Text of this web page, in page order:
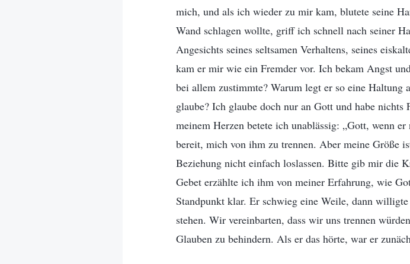
mich, und als ich wieder zu mir kam, blutete seine
Wand schlagen wollte, griff ich schnell nach seiner
Angesichts seines seltsamen Verhaltens, seines
kam er mir wie ein Fremder vor. Ich bekam Angst
bei allem zustimmte? Warum legt er so eine Haltung
glaube? Ich glaube doch nur an Gott und habe nichts
meinem Herzen betete ich unablässig: „Gott, wenn
bereit, mich von ihm zu trennen. Aber meine Größe
Beziehung nicht einfach loslassen. Bitte gib mir die
Gebet erzählte ich ihm von meiner Erfahrung, wie
Standpunkt klar. Er schwieg eine Weile, dann
stehen. Wir vereinbarten, dass wir uns trennen
Glauben zu behindern. Als er das hörte, war er